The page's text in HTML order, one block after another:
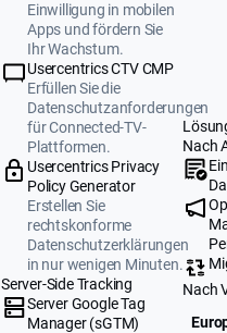
Einwilligung in mobilen
Apps und fördern Sie
Ihr Wachstum.
Usercentrics CTV CMP
Erfüllen Sie die
Datenschutzanforderungen
für Connected-TV-
Plattformen.
Usercentrics Privacy
Policy Generator
Erstellen Sie
rechtskonforme
Datenschutzerklärungen
in nur wenigen Minuten.
Server-Side Tracking
Server Google Tag
Manager (sGTM)
Nach
Nach